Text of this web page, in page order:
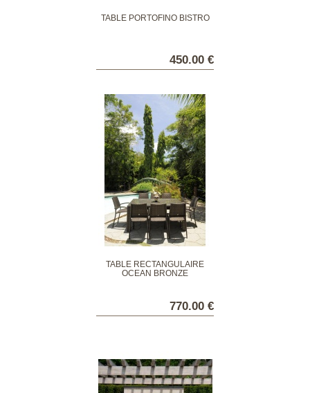
TABLE PORTOFINO BISTRO
450.00 €
TABLE RECTANGULAIRE
OCEAN BRONZE
770.00 €